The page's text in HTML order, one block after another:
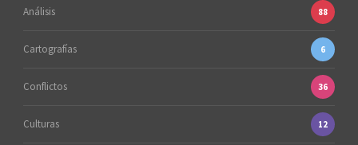
Análisis 88
Cartografías 6
Conflictos 36
Culturas 12